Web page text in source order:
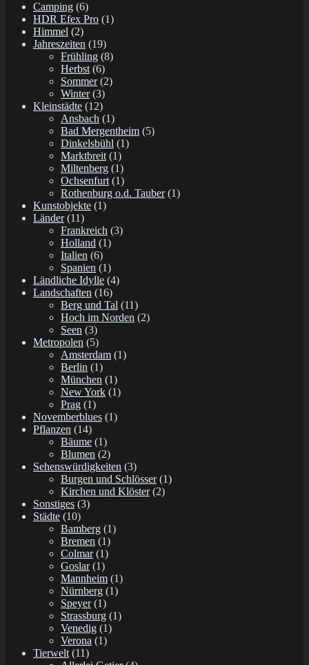
Camping (6)
HDR Efex Pro (1)
Himmel (2)
Jahreszeiten (19)
Frühling (8)
Herbst(6)
Sommer(2)
Winter(3)
Kleinstädte (12)
Ansbach (1)
Bad Mergentheim (5)
Dinkelsbühl (1)
Marktbreit(1)
Miltenberg (1)
Ochsenfurt(1)
Rothenburg o.d. Tauber(1)
Kunstobjekte (1)
Länder(11)
Frankreich (3)
Holland (1)
Italien (6)
Spanien (1)
Ländliche Idylle (4)
Landschaften (16)
Berg und Tal (11)
Hoch im Norden (2)
Seen (3)
Metropolen (5)
Amsterdam (1)
Berlin (1)
München (1)
New York (1)
Prag (1)
Novemberblues (1)
Pflanzen (14)
Bäume (1)
Blumen (2)
Sehenswürdigkeiten (3)
Burgen und Schlösser(1)
Kirchen und Klöster(2)
Sonstiges (3)
Städte (10)
Bamberg (1)
Bremen (1)
Colmar(1)
Goslar(1)
Mannheim (1)
Nürnberg (1)
Speyer(1)
Strassburg (1)
Venedig (1)
Verona (1)
Tierwelt(11)